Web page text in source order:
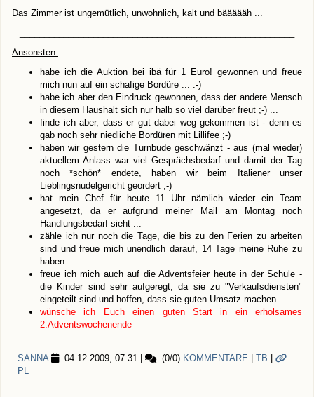
Das Zimmer ist ungemütlich, unwohnlich, kalt und bäääääh ...
Ansonsten:
habe ich die Auktion bei ibä für 1 Euro! gewonnen und freue
mich nun auf ein schafige Bordüre ... :-)
habe ich aber den Eindruck gewonnen, dass der andere Mensch
in diesem Haushalt sich nur halb so viel darüber freut ;-) ...
finde ich aber, dass er gut dabei weg gekommen ist - denn es
gab noch sehr niedliche Bordüren mit Lillifee ;-)
haben wir gestern die Turnbude geschwänzt - aus (mal wieder)
aktuellem Anlass war viel Gesprächsbedarf und damit der Tag
noch *schön* endete, haben wir beim Italiener unser
Lieblingsnudelgericht geordert ;-)
hat mein Chef für heute 11 Uhr nämlich wieder ein Team
angesetzt, da er aufgrund meiner Mail am Montag noch
Handlungsbedarf sieht ...
zähle ich nur noch die Tage, die bis zu den Ferien zu arbeiten
sind und freue mich unendlich darauf, 14 Tage meine Ruhe zu
haben ...
freue ich mich auch auf die Adventsfeier heute in der Schule -
die Kinder sind sehr aufgeregt, da sie zu "Verkaufsdiensten"
eingeteilt sind und hoffen, dass sie guten Umsatz machen ...
wünsche ich Euch einen guten Start in ein erholsames
2.Adventswochenende
SANNA 04.12.2009, 07.31 (0/0) KOMMENTARE TB
PL